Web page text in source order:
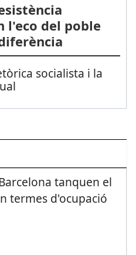
l'eco del poble
socialista i la